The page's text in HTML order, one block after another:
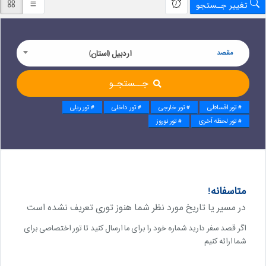
تغییر جـستجو
مقصد اردبیل (استان)
جــستجـو
# تور اقساطی # تور خارجی # تور داخلی # تور ریلی
# تور لحظه آخری # تور نوروز
متاسفانه!
در مسیر یا تاریخ مورد نظر شما هنوز توری تعریف نشده است
اگر قصد سفر دارید شماره خود را برای ما ارسال کنید تا تور اختصاصی برای
شما ارائه کنیم